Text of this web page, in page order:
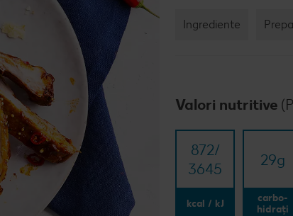
Ingrediente
Valori nutritive
872/​
3645
kcal / kJ
29g
carbo-
hidrați